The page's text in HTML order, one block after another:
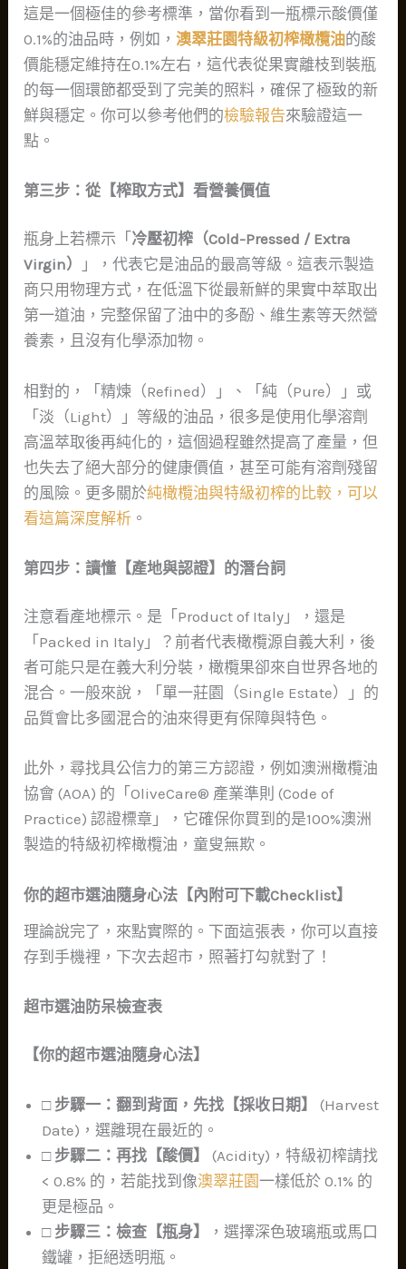
這是一個極佳的參考標準，當你看到一瓶標示酸價僅
0.1%的油品時，例如，澳翠莊園特級初榨橄欖油的酸
價能穩定維持在0.1%左右，這代表從果實離枝到裝瓶
的每一個環節都受到了完美的照料，確保了極致的新
鮮與穩定。你可以參考他們的檢驗報告來驗證這一
點。
第三步：從【榨取方式】看營養價值
瓶身上若標示「 冷壓初榨（Cold-Pressed / Extra
Virgin）
」，代表它是油品的最高等級。這表示製造
商只用物理方式，在低溫下從最新鮮的果實中萃取出
第一道油，完整保留了油中的多酚、維生素等天然營
養素，且沒有化學添加物。
相對的，「精煉（Refined）」、「純（Pure）」或
「淡（Light）」等級的油品，很多是使用化學溶劑
高溫萃取後再純化的，這個過程雖然提高了產量，但
也失去了絕大部分的健康價值，甚至可能有溶劑殘留
的風險。更多關於純橄欖油與特級初榨的比較，可以
看這篇深度解析 。
第四步：讀懂【產地與認證】的潛台詞
注意看產地標示。是「Product of Italy」，還是
「Packed in Italy」？前者代表橄欖源自義大利，後
者可能只是在義大利分裝，橄欖果卻來自世界各地的
混合。一般來說，「單一莊園（Single Estate）」的
品質會比多國混合的油來得更有保障與特色。
此外，尋找具公信力的第三方認證，例如澳洲橄欖油
協會 (AOA) 的「OliveCare® 產業準則 (Code of
Practice) 認證標章」，它確保你買到的是100%澳洲
製造的特級初榨橄欖油，童叟無欺。
你的超市選油隨身心法【內附可下載Checklist】
理論說完了，來點實際的。下面這張表，你可以直接
存到手機裡，下次去超市，照著打勾就對了！
超市選油防呆檢查表
【你的超市選油隨身心法】
□ 步驟一：翻到背面，先找【採收日期】
(Harvest
Date)，選離現在最近的。
□ 步驟二：再找【酸價】
(Acidity)，特級初榨請找
< 0.8% 的，若能找到像澳翠莊園一樣低於 0.1% 的
更是極品。
□ 步驟三：檢查【瓶身】
，選擇深色玻璃瓶或馬口
鐵罐，拒絕透明瓶。